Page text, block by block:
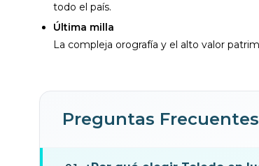
todo el país.
Última milla
La compleja orografía y el alto valor
Preguntas Frecuentes